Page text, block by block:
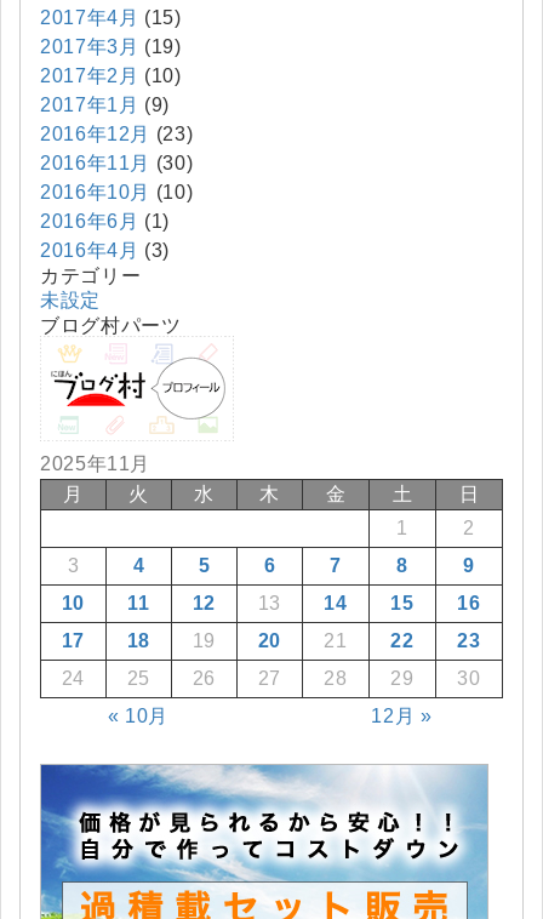
2017年4月 (15)
2017年3月 (19)
2017年2月 (10)
2017年1月 (9)
2016年12月
(23)
2016年11月
(30)
2016年10月
(10)
2016年6月 (1)
2016年4月 (3)
カテゴリー
未設定
ブログ村パーツ
2025年11月
月
火 水 木 金 土 日
« 10月 12月 »
1
2
3
4 5 6 7 8
9
10
11 12 13 14 15
16
17
18 19 20 21 22
23
24
25 26 27 28 29 30